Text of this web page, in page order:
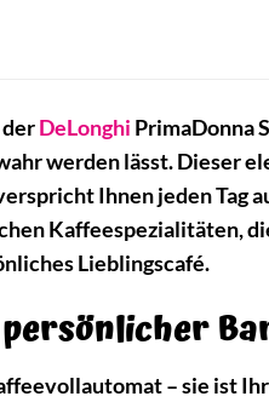
DeLonghi PrimaDonna
werden lässt. Dieser
Ihnen jeden Tag
Kaffeespezialitäten,
Lieblingscafé.
– sie ist